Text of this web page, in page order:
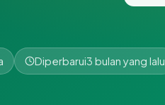
Diperbarui3 bulan yang lalu